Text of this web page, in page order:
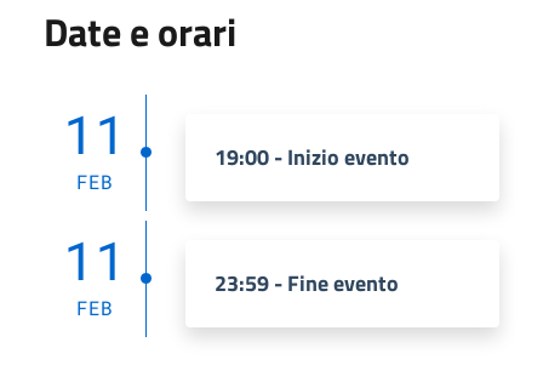
Date e orari
11
FEB
19:00 - Inizio evento
11
FEB
23:59 - Fine evento